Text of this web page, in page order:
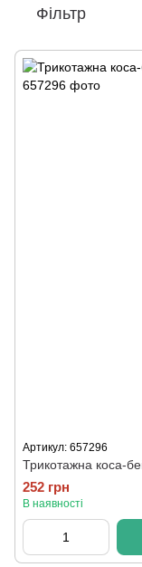
Фільтр
Артикул: 657296
Трикотажна коса-
252 грн
В наявності